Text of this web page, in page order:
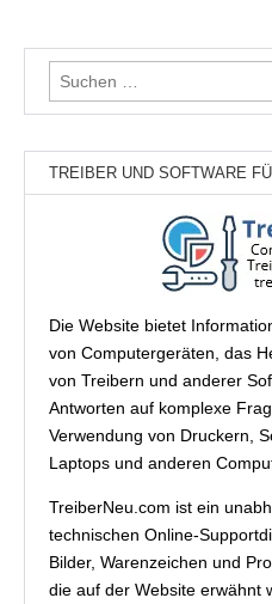
Suchen
nach:
TREIBER UND SOFTWARE
Die Website bietet
von Computergeräten, das
von Treibern und anderer
Antworten auf komplexe
Verwendung von Druckern,
Laptops und anderen
TreiberNeu.com ist ein
technischen Online-
Bilder, Warenzeichen und
die auf der Website erwähnt